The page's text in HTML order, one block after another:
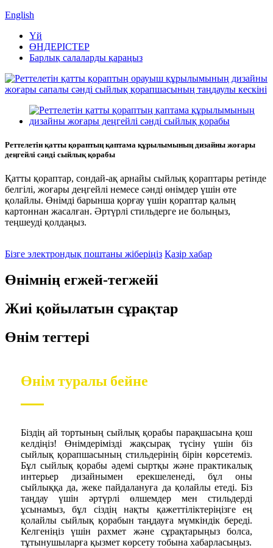
English
Үй
ӨНДЕРІСТЕР
Барлық салаларды қараңыз
Реттелетін қатты қораптың қаптама құрылымының дизайны жоғары
деңгейлі сәнді сыйлық қорабы
Қатты қораптар, сондай-ақ арнайы сыйлық қораптары ретінде
белгілі, жоғары деңгейлі немесе сәнді өнімдер үшін өте
қолайлы. Өнімді барынша қорғау үшін қораптар қалың
картоннан жасалған. Әртүрлі стильдерге ие болыңыз,
теңшеуді қолдаңыз.
Бізге электрондық поштаны жіберіңіз Қазір хабар
Өнімнің егжей-тегжейі
Жиі қойылатын сұрақтар
Өнім тегтері
Өнім туралы бейне
Біздің ай тортының сыйлық қорабы парақшасына қош
келдіңіз! Өнімдерімізді жақсырақ түсіну үшін біз
сыйлық қорапшасының стильдерінің бірін көрсетеміз.
Бұл сыйлық қорабы әдемі сыртқы және практикалық
интерьер дизайнымен ерекшеленеді, бұл оны
сыйлыққа да, жеке пайдалануға да қолайлы етеді. Біз
таңдау үшін әртүрлі өлшемдер мен стильдерді
ұсынамыз, бұл сіздің нақты қажеттіліктеріңізге ең
қолайлы сыйлық қорабын таңдауға мүмкіндік береді.
Келгеніңіз үшін рахмет және сұрақтарыңыз болса,
тұтынушыларға қызмет көрсету тобына хабарласыңыз.